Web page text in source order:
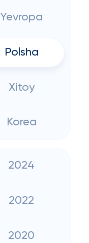
Yevropa
Polsha
Xitoy
Korea
2024
2022
2020